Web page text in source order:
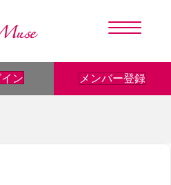
ン メンバー登録